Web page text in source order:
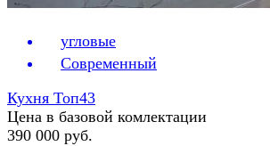
угловые
Современный
Кухня Топ43
Цена в базовой комлектации
390 000 руб.